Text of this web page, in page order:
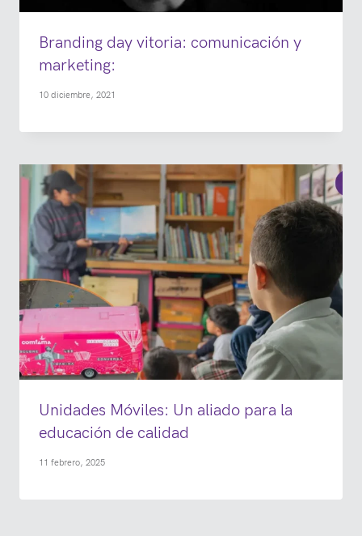
Branding day vitoria: comunicación y
marketing:
10 diciembre, 2021
Unidades Móviles: Un aliado para la
educación de calidad
11 febrero, 2025